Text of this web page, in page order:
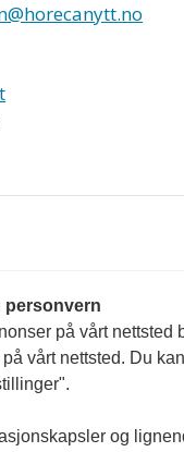
personvern
på vårt nettsted
vårt nettsted. Du
og